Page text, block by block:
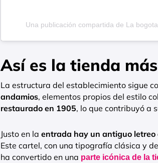
Una publicación compartida de La
Así es la tienda
La estructura del establecimiento sigue
andamios, elementos propios del estilo
restaurado en 1905, lo que contribuyó a
Justo en la entrada hay un antiguo
Este cartel, con una tipografía clásica y
ha convertido en una parte icónica de la